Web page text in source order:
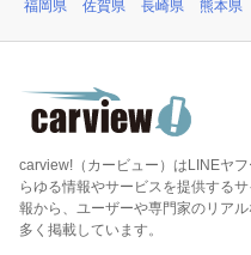
福岡県
佐賀県 長崎県 熊本県
carview!（カービュー）はLINEヤ
らゆる情報やサービスを提供する
報から、ユーザーや専門家のリア
多く掲載しています。